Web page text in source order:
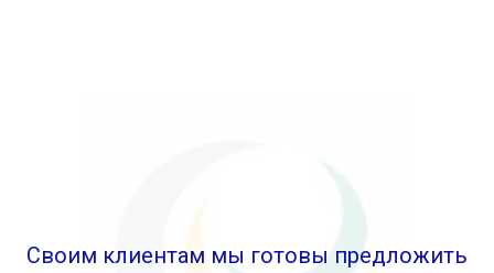
Своим клиентам мы готовы предложить